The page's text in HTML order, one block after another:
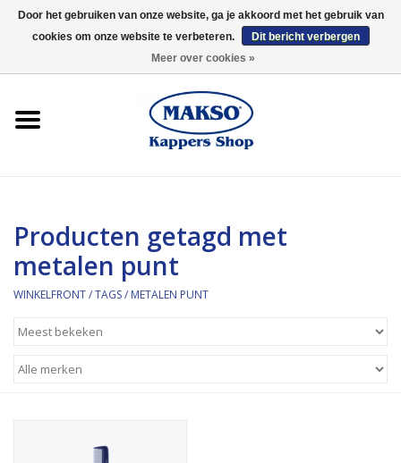
0 Artikelen - €0,00
Kaaral
360
Merken
Producten getagd met
metalen punt
WINKELFRONT/TAGS/ METALEN PUNT
Door het gebruiken van onze website, ga je akkoord met het gebruik van
cookies om onze website te verbeteren.
Dit bericht verbergen
Meer over cookies »